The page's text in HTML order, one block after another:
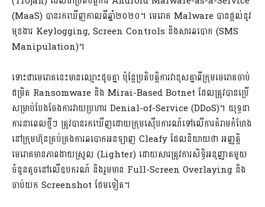
(MaaS) បានរកឃើញកាលពីឆ្នាំ២០២០។ មេរោគ Malware បានផ្តល់នូវ
មុខងារ Keylogging, Screen Controls និងសារឆបោក (SMS
Manipulation)។
ទោះជាមេរោគនេះមានឈ្មោះដូចគ្នា ប៉ុន្តែប្រតិបត្តិការវាខុសគ្នាពីក្រុមមេរោគចាប់
ជម្រិត Ransomware និង Mirai-Based Botnet ដែលត្រូវបានប្រើ
សម្រាប់បែងចែងការវាយប្រហារ Denial-of-Service (DDoS)។ យុទ្ធនា
ការនាពេលថ្មីៗ ត្រូវបានរកឃើញដោយក្រុមស៊ើបការណ៍ទៅលើការគំរាមកំហែង
នៅក្រុមហ៊ុនគ្រប់គ្រងការឆបោកអនឡាញ Cleafy ដែលនិយាយថា អញ្ញត្តិ
មេរោគមានភាពងាយស្រួល (Lighter) ដោយសារត្រូវការសិទ្ធិអនុញ្ញាតមួយ
ចំនួនតូចនៅលើឧបករណ៍ និងរួមមាន Full-Screen Overlaying និង
ចាប់យក Screenshot ថែមទៀត។